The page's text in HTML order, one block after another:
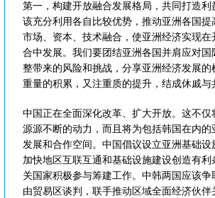
第一，构建开放融合发展格局，共同打造利
该充分利用各自比较优势，推动亚洲各国提
市场、资本、技术融合，使亚洲经济实现在
合中发展。我们要团结亚洲各国并肩应对国
整带来的风险和挑战，分享亚洲经济发展的
重量的积累，又注重质的提升，结成休戚与
中国正在全面深化改革、扩大开放。这不仅
源源不断的动力，而且将为包括韩国在内的
发展和合作空间。中国倡议设立亚洲基础设
加快地区互联互通和基础设施建设创造有
关国家积极参与筹建工作。中韩两国应该争
由贸易区谈判，联手推动区域全面经济伙伴